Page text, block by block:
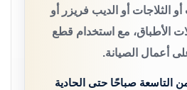
الثلاجات أو الديب فريزر أو
الأطباق، مع استخدام قطع
أعمال الصيانة.
التاسعة صباحًا حتى الحادية